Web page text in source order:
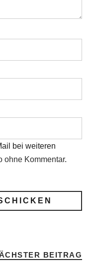
bei weiteren
ohne Kommentar.
BEITRAG